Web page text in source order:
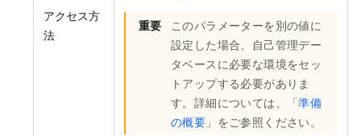
アクセス方
法
重要
このパラメーターを別の値に
設定した場合、自己管理デー
タベースに必要な環境をセッ
トアップする必要がありま
す。詳細については、「準備
の概要 」をご参照ください。